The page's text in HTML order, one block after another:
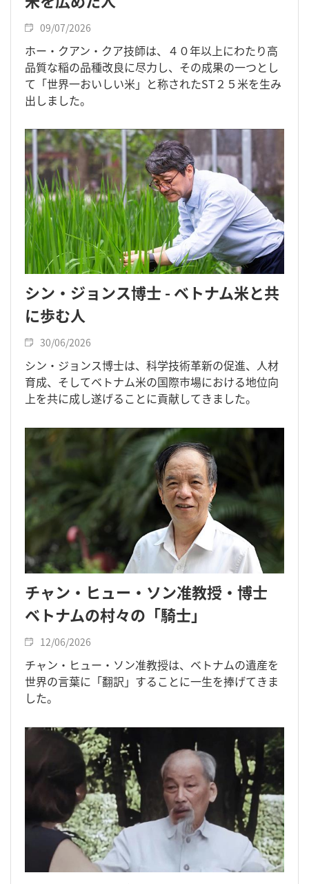
09/07/2026
ホー・クアン・クア技師は、４０年以上にわたり高
品質な稲の品種改良に尽力し、その成果の一つとし
て「世界一おいしい米」と称されたST２５米を生み
出しました。
シン・ジョンス博士 - ベトナム米と共
に歩む人
30/06/2026
シン・ジョンス博士は、科学技術革新の促進、人材
育成、そしてベトナム米の国際市場における地位向
上を共に成し遂げることに貢献してきました。
チャン・ヒュー・ソン准教授・博士
ベトナムの村々の「騎士」
12/06/2026
チャン・ヒュー・ソン准教授は、ベトナムの遺産を
世界の言葉に「翻訳」することに一生を捧げてきま
した。